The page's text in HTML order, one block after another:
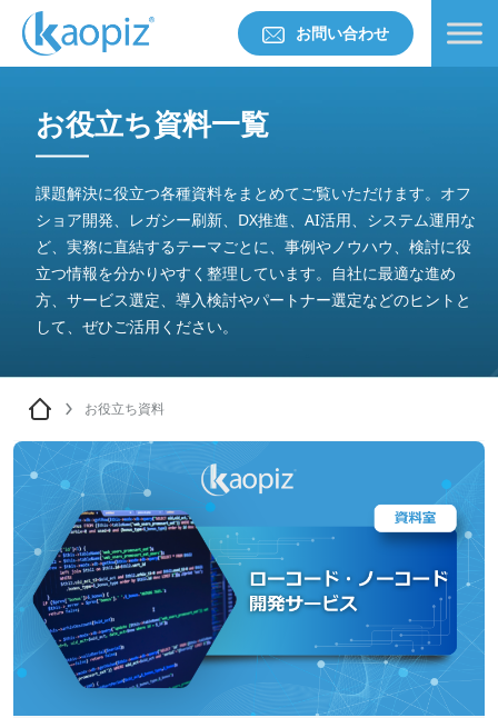
お問い合わせ
お役立ち資料一覧
課題解決に役立つ各種資料をまとめてご覧いただけます。オフ
ショア開発、レガシー刷新、DX推進、AI活用、システム運用な
ど、実務に直結するテーマごとに、事例やノウハウ、検討に役
立つ情報を分かりやすく整理しています。自社に最適な進め
方、サービス選定、導入検討やパートナー選定などのヒントと
して、ぜひご活用ください。
お役立ち資料